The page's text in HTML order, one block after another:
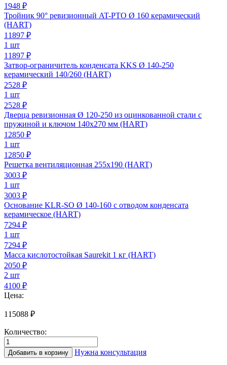
1948 ₽
Тройник 90° ревизионный AT-PTO Ø 160 керамический
(HART)
11897 ₽
1 шт
11897 ₽
Затвор-ограничитель конденсата KKS Ø 140-250
керамический 140/260 (HART)
2528 ₽
1 шт
2528 ₽
Дверца ревизионная Ø 120-250 из оцинкованной стали с
пружиной и ключом 140х270 мм (HART)
12850 ₽
1 шт
12850 ₽
Решетка вентиляционная 255х190 (HART)
3003 ₽
1 шт
3003 ₽
Основание KLR-SO Ø 140-160 с отводом конденсата
керамическое (HART)
7294 ₽
1 шт
7294 ₽
Масса кислотостойкая Saurekit 1 кг (HART)
2050 ₽
2 шт
4100 ₽
Цена:
115088 ₽
Количество:
Количество
товара
Дымоход
Добавить в корзину Нужна консультация